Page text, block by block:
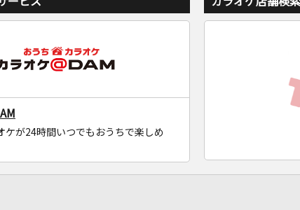
ケが24時間いつでもおうちで楽しめ